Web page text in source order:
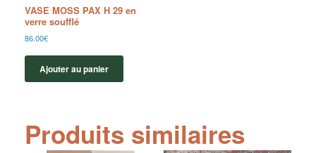
VASE MOSS PAX H 29 en
verre soufflé
86.00€
Ajouter au panier
Produits similaires